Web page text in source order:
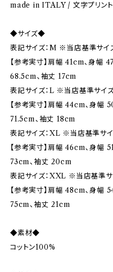
made in ITALY / 文字プリント
◆サイズ◆
表記サイズ：M ※当店基準サイ
【参考実寸】肩幅 41cm、身幅
68.5cm、袖丈 17cm
表記サイズ：L ※当店基準サイズ
【参考実寸】肩幅 44cm、身幅
71.5cm、袖丈 18cm
表記サイズ：XL ※当店基準サイ
【参考実寸】肩幅 46cm、身幅
73cm、袖丈 20cm
表記サイズ：XXL ※当店基準サ
【参考実寸】肩幅 48cm、身幅
75cm、袖丈 21cm
◆素材◆
コットン100%